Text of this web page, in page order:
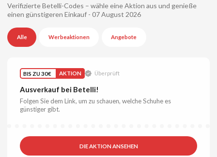
Verifizierte Betelli-Codes – wähle eine Aktion aus und genieße
einen günstigeren Einkauf - 07 August 2026
Alle Werbeaktionen Angebote
BIS ZU 30€ AKTION Überprüft
Ausverkauf bei Betelli!
Folgen Sie dem Link, um zu schauen, welche Schuhe es
günstiger gibt.
DIE AKTION ANSEHEN